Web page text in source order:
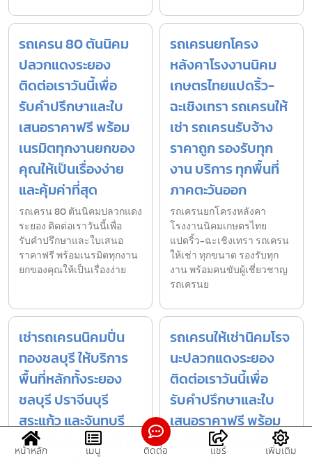
รถเครน 80 ตันนิคม
ปลวกแดงระยอง
ติดต่อเราวันนี้เพื่อ
รับคำปรึกษาและใบ
เสนอราคาฟรี พร้อม
เนรมิตทุกงานยกของ
คุณให้เป็นเรื่องง่าย
และคุ้มค่าที่สุด
รถเครน 80 ตันนิคมปลวกแดง
ระยอง ติดต่อเราวันนี้เพื่อ
รับคำปรึกษาและใบเสนอ
ราคาฟรี พร้อมเนรมิตทุกงาน
ยกของคุณให้เป็นเรื่องง่าย
รถเครนยกโครง
หลังคาโรงงานนิคม
เกษตรไทยแปดริ้ว-
ฉะเชิงเทรา รถเครนให้
เช่า รถเครนรับจ้าง
ราคาถูก รองรับทุก
งาน บริการ ทุกพื้นที่
ภาคตะวันออก
รถเครนยกโครงหลังคา
โรงงานนิคมเกษตรไทย
แปดริ้ว-ฉะเชิงเทรา รถเครน
ให้เช่า ทุกขนาด รองรับทุก
งาน พร้อมคนขับผู้เชี่ยวชาญ
รถเครนย
เช่ารถเครนนิคมปิ่น
ทองชลบุรี ให้บริการ
พื้นที่หลักทั้งระยอง
ชลบุรี ปราจีนบุรี
สระแก้ว และจันทบุรี
ด้วยทีมงานที่ผ่านการ
รถเครนให้เช่านิคมโรจ
นะปลวกแดงระยอง
ติดต่อเราวันนี้เพื่อ
รับคำปรึกษาและใบ
เสนอราคาฟรี พร้อม
เนรมิตทุกงานยกของ
หน้าหลัก เมนู ติดต่อ แชร์ เพิ่มเติม